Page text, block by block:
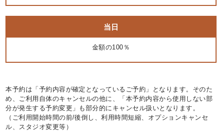
当日
金額の100％
本予約は「予約内容が確定となっているご予約」となります。そのた
め、ご利用自体のキャンセルの他に、「本予約内容から使用しない部
分が発生する予約変更」も部分的にキャンセル扱いとなります。
（ご利用開始時間の前/後倒し、利用時間短縮、オプションキャンセ
ル、スタジオ変更等）